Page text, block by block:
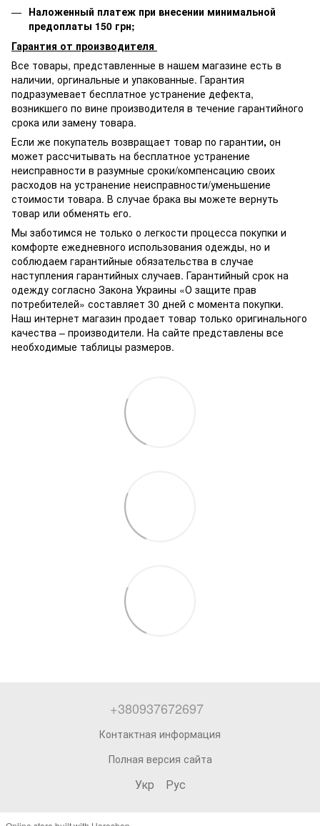
Наложенный платеж при внесении минимальной
предоплаты 150 грн;
Гарантия от производителя
Все товары, представленные в нашем магазине есть в
наличии, оргинальные и упакованные. Гарантия
подразумевает бесплатное устранение дефекта,
возникшего по вине производителя в течение гарантийного
срока или замену товара.
Если же покупатель возвращает товар по гарантии, он
может рассчитывать на бесплатное устранение
неисправности в разумные сроки/компенсацию своих
расходов на устранение неисправности/уменьшение
стоимости товара. В случае брака вы можете вернуть
товар или обменять его.
Мы заботимся не только о легкости процесса покупки и
комфорте ежедневного использования одежды, но и
соблюдаем гарантийные обязательства в случае
наступления гарантийных случаев. Гарантийный срок на
одежду согласно Закона Украины «О защите прав
потребителей» составляет 30 дней с момента покупки.
Наш интернет магазин продает товар только оригинального
качества – производители. На сайте представлены все
необходимые таблицы размеров.
+380937672697
Контактная информация
Полная версия сайта
Укр Рус